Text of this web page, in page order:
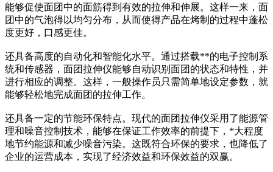
能够促使面团中的面筋得到有效的拉伸和伸展。这样一来，面
团中的气泡得以均匀分布，从而使得产品在烤制的过程中蓬松
度更好，口感更佳。
还具备高度的自动化和智能化水平。通过搭载**的电子控制系
统和传感器，面团拉伸仪能够自动识别面团的状态和特性，并
进行相应的调整。这样，一般操作员只需简单地设定参数，就
能够轻松地完成面团的拉伸工作。
还具备一定的节能环保特点。现代的面团拉伸仪采用了能源管
理和噪音控制技术，能够在保证工作效率的前提下，*大程度
地节约能源和减少噪音污染。这既符合环保的要求，也降低了
企业的运营成本，实现了经济效益和环保效益的双赢。